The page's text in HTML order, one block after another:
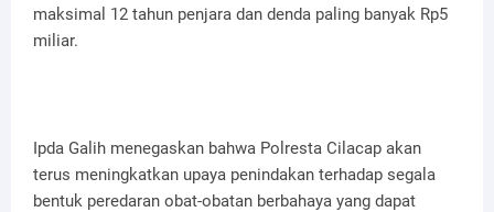
maksimal 12 tahun penjara dan denda paling banyak Rp5
miliar.
Ipda Galih menegaskan bahwa Polresta Cilacap akan
terus meningkatkan upaya penindakan terhadap segala
bentuk peredaran obat-obatan berbahaya yang dapat